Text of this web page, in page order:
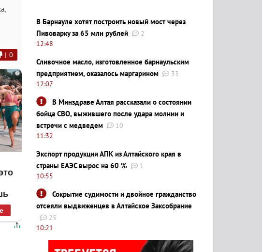
| 0
i
В Барнауле хотят построить новый мост через
Пивоварку за 65 млн рублей
2
12:48
Сливочное масло, изготовленное барнаульским
предприятием, оказалось маргарином
33
12:07
В Минздраве Алтая рассказали о состоянии
бойца СВО, выжившего после удара молнии и
встречи с медведем
10
11:32
Экспорт продукции АПК из Алтайского края в
страны ЕАЭС вырос на 60 %
1
10:55
Сокрытие судимости и двойное гражданство
отсеяли выдвиженцев в Алтайское Заксобрание
25
10:21